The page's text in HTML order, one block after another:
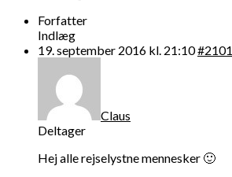
Forfatter
Indlæg
19. september 2016 kl. 21:10#2101
Claus
Deltager
Hej alle rejselystne mennesker 🙂